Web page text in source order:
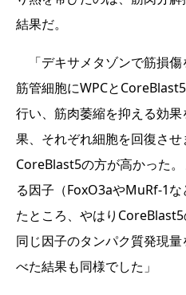
結果だ。
「デキサメタゾンで筋損傷
筋管細胞にWPCと
行い、筋肉萎縮を抑える効
果、それぞれ細胞を回復さ
CoreBlast5の方が高かった
る因子（FoxO3aやMuRf-1
たところ、やはりCoreBlast5
同じ因子のタンパク質発現
べた結果も同様でした」